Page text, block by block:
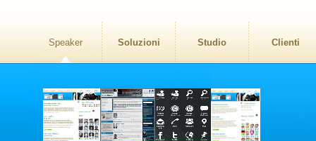
Speaker Soluzioni Studio Clienti